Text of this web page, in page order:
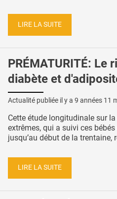
LIRE LA SUITE
PRÉMATURITÉ: Le
diabète et
Actualité publiée il y a 9 années 11
Cette étude longitudinale sur
extrêmes, qui a suivi ces
jusqu’au début de la trentaine,
LIRE LA SUITE